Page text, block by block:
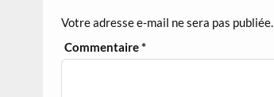
Votre adresse e-mail ne sera pas publiée.
Commentaire*